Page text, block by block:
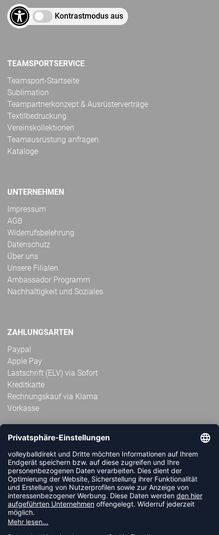
Kontrastmodus aus
TEAMSPORTSERVICE
Teamsport-Startseite
Sublimation
Teampartnerkonzept & Ausrüsterverträge
Textilbedruckung
Vereinskollektionen
Teamausrüstung anfragen
Kataloge
UNTERNEHMEN
Impressum
AGB
Widerrufsbelehrung
Datenschutz
Über uns
Unsere Filialen
Ambassador Programm
Nachhaltigkeit und Soziales
ZAHLUNGSARTEN
Paypal
Apple Pay
Lastschrift (ELV) via Sofort
Kreditkarte
Rechnungskauf via Klarna
Vorkasse
ABONNIERE JETZT DEN KOSTENLOSEN
VOLLEYBALLDIREKT-NEWSLETTER UND VERPASSE KEINE
NEUIGKEIT ODER AKTION MEHR.
JETZT ANMELDEN